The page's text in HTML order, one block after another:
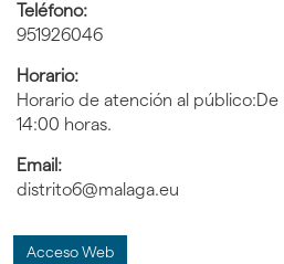
Teléfono:
951926046
Horario:
Horario de atención al
14:00 horas.
Email:
distrito6@malaga.eu
Acceso Web